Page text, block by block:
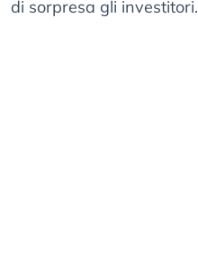
di sorpresa gli investitori.